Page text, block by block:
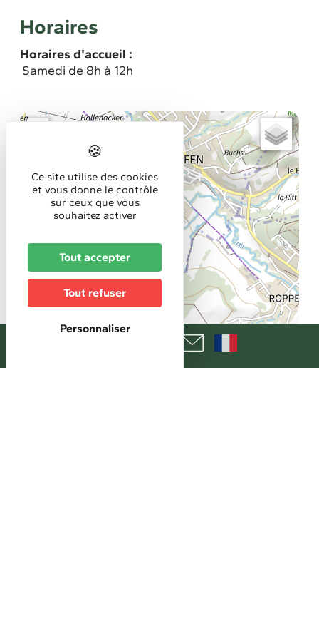
Horaires
Horaires d'accueil :
Samedi de 8h à 12h
Ce site utilise des cookies
et vous donne le contrôle
sur ceux que vous
souhaitez activer
Tout accepter
Tout refuser
Personnaliser